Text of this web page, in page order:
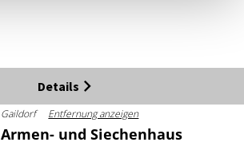
Details
Gaildorf Entfernung anzeigen
Armen- und Siechenhaus